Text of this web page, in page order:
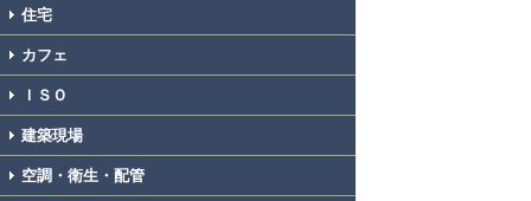
住宅
カフェ
ＩＳＯ
建築現場
空調・衛生・配管